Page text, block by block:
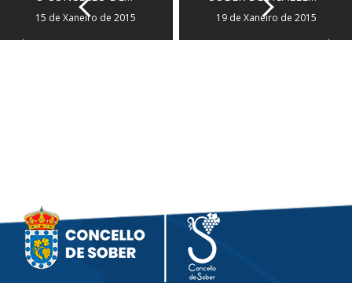
15 de Xaneiro de 2015 19 de Xaneiro de 2015